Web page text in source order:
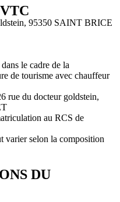
95350 SAINT BRICE
le cadre de la
de tourisme avec chauffeur
rue du docteur goldstein,
au RCS de
varier selon la composition
DU